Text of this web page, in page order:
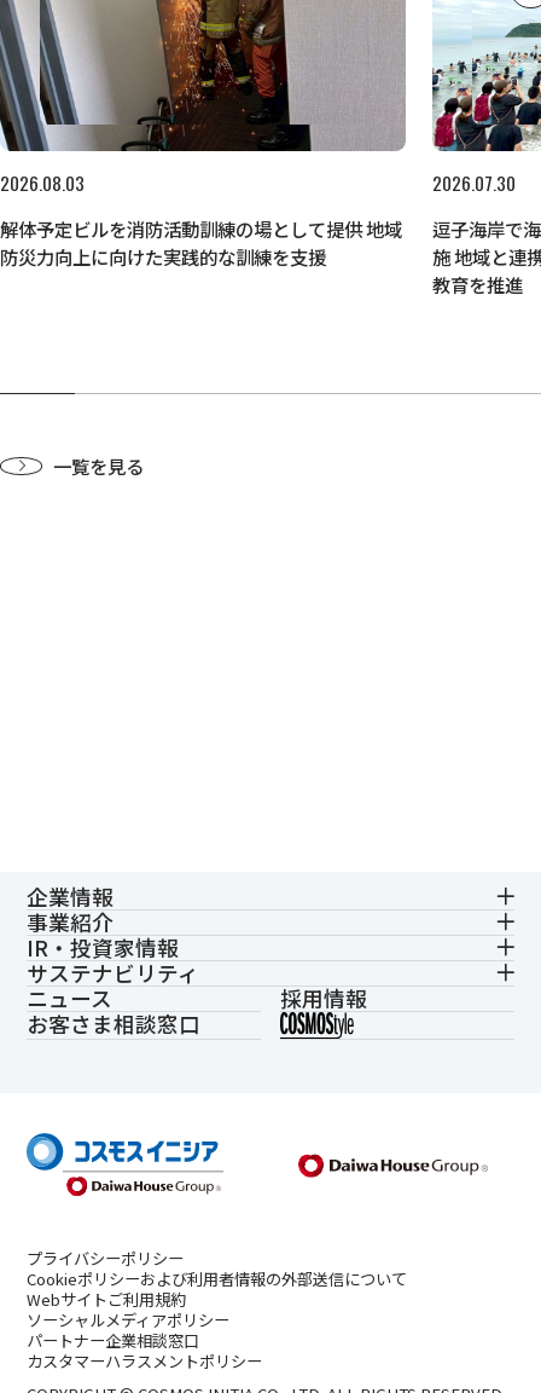
2026.08.03
解体予定ビルを消防活動訓練の場として提供 地域
防災力向上に向けた実践的な訓練を支援
2026.07.30
逗子海岸で
施 地域と連
教育を推進
一覧を見る
企業情報
事業紹介
IR・投資家情報
サステナビリティ
ニュース
採用情報
お客さま相談窓口
プライバシーポリシー
Cookieポリシーおよび利用者情報の外部送信について
Webサイトご利用規約
ソーシャルメディアポリシー
パートナー企業相談窓口
カスタマーハラスメントポリシー